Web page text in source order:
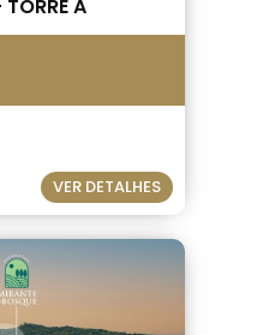
A
VER DETALHES